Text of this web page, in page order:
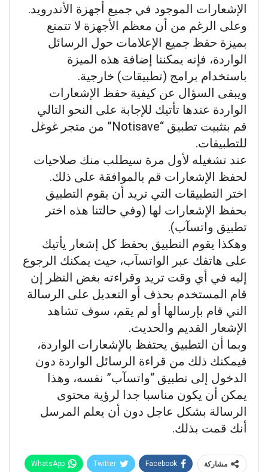
الإشعارات الموجود في جميع أجهزة الأندرويد.
وعلى الرغم من أن معظم الأجهزة لا تتمتع
بميزة حفظ جميع الإعلامات حول الرسائل
الواردة، فإنه يمكننا إضافة هذه الميزة
باستخدام برامج (تطبيقات) خارجية.
ويبقى السؤال عن كيفية حفظ الإشعارات
الواردة عندها تأتيك للإجابة على النحو التالي
قم بتثبيت تطبيق “Notisave” من متجر غوغل
للتطبيقات.
عند تشغيله لأول مرة سيطلب منك صلاحيات
لحفظ الإشعارات قم بالموافقة على ذلك.
اختر التطبيقات التي تريد أن يقوم التطبيق
بحفظ الإشعارات لها (وفي حالتنا هذه اختر
تطبيق واتسآب).
وهكذا يقوم التطبيق بحفظ كل إشعار يأتيك
على هاتفك عبر الواتسآب، حيث يمكنك الرجوع
إليه في أي وقت تريد وقراءته بغض النظر إن
قام المستخدم بحذف أو التعديل على الرسالة
التي قام بإرسالها أو لم يقم، سوف تشاهد
الإشعار القديم والحديث.
وبما أن التطبيق يحتفظ بالإشعارات الواردة،
فيمكنك ذلك من قراءة الرسائل الواردة دون
الدخول إلى تطبيق “واتسآب” نفسه، وهذا
يمكن أن يكون مناسبا جدا لرؤية محتوى
الرسالة بشكل عاجل دون أن يعلم المرسل
أنك قمت بذلك.
مشاركة Facebook
Twitter
WhatsApp